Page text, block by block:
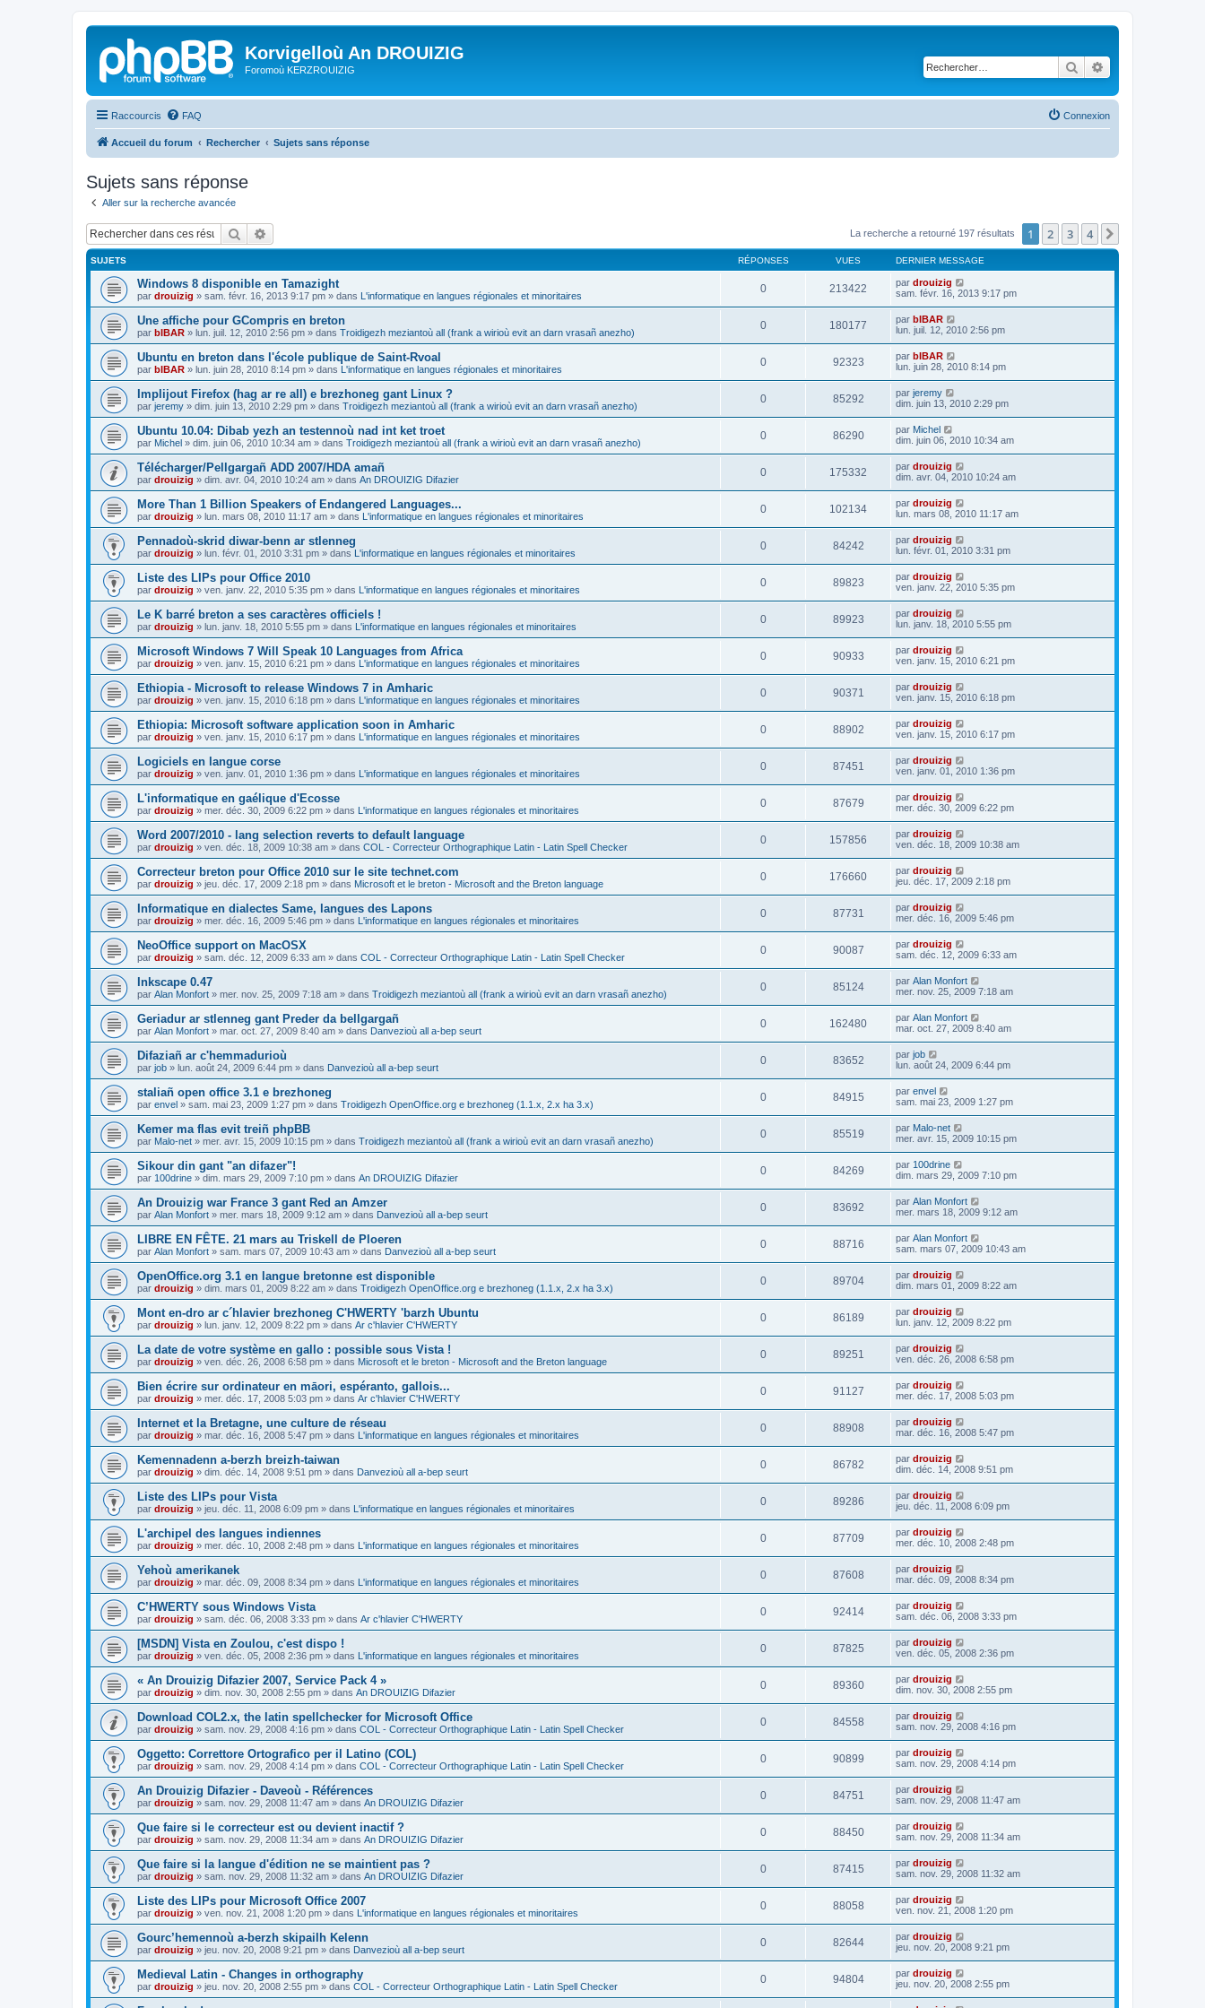
Korvigelloù An DROUIZIG
Foromoù KERZROUIZIG Rechercher
Raccourcis FAQ Connexion
Accueil du forum Rechercher Sujets sans réponse
Sujets sans réponse
Aller sur la recherche avancée
Rechercher La recherche a retourné 197 résultats 1 2 3 4
SUJETS RÉPONSES VUES DERNIER MESSAGE
Windows 8 disponible en Tamazight
par drouizig » sam. févr. 16, 2013 9:17 pm » dans L'informatique en langues régionales et minoritaires
0 213422 par drouizig
sam. févr. 16, 2013 9:17 pm
Une affiche pour GCompris en breton
par bIBAR » lun. juil. 12, 2010 2:56 pm » dans Troidigezh meziantoù all (frank a wirioù evit an darn vrasañ anezho)
0 180177 par bIBAR
lun. juil. 12, 2010 2:56 pm
Ubuntu en breton dans l'école publique de Saint-Rvoal
par bIBAR » lun. juin 28, 2010 8:14 pm » dans L'informatique en langues régionales et minoritaires
0 92323 par bIBAR
lun. juin 28, 2010 8:14 pm
Implijout Firefox (hag ar re all) e brezhoneg gant Linux ?
par jeremy » dim. juin 13, 2010 2:29 pm » dans Troidigezh meziantoù all (frank a wirioù evit an darn vrasañ anezho)
0 85292 par jeremy
dim. juin 13, 2010 2:29 pm
Ubuntu 10.04: Dibab yezh an testennoù nad int ket troet
par Michel » dim. juin 06, 2010 10:34 am » dans Troidigezh meziantoù all (frank a wirioù evit an darn vrasañ anezho)
0 86290 par Michel
dim. juin 06, 2010 10:34 am
Télécharger/Pellgargañ ADD 2007/HDA amañ
par drouizig » dim. avr. 04, 2010 10:24 am » dans An DROUIZIG Difazier
0 175332 par drouizig
dim. avr. 04, 2010 10:24 am
More Than 1 Billion Speakers of Endangered Languages...
par drouizig » lun. mars 08, 2010 11:17 am » dans L'informatique en langues régionales et minoritaires
0 102134 par drouizig
lun. mars 08, 2010 11:17 am
Pennadoù-skrid diwar-benn ar stlenneg
par drouizig » lun. févr. 01, 2010 3:31 pm » dans L'informatique en langues régionales et minoritaires
0 84242 par drouizig
lun. févr. 01, 2010 3:31 pm
Liste des LIPs pour Office 2010
par drouizig » ven. janv. 22, 2010 5:35 pm » dans L'informatique en langues régionales et minoritaires
0 89823 par drouizig
ven. janv. 22, 2010 5:35 pm
Le K barré breton a ses caractères officiels !
par drouizig » lun. janv. 18, 2010 5:55 pm » dans L'informatique en langues régionales et minoritaires
0 89923 par drouizig
lun. janv. 18, 2010 5:55 pm
Microsoft Windows 7 Will Speak 10 Languages from Africa
par drouizig » ven. janv. 15, 2010 6:21 pm » dans L'informatique en langues régionales et minoritaires
0 90933 par drouizig
ven. janv. 15, 2010 6:21 pm
Ethiopia - Microsoft to release Windows 7 in Amharic
par drouizig » ven. janv. 15, 2010 6:18 pm » dans L'informatique en langues régionales et minoritaires
0 90371 par drouizig
ven. janv. 15, 2010 6:18 pm
Ethiopia: Microsoft software application soon in Amharic
par drouizig » ven. janv. 15, 2010 6:17 pm » dans L'informatique en langues régionales et minoritaires
0 88902 par drouizig
ven. janv. 15, 2010 6:17 pm
Logiciels en langue corse
par drouizig » ven. janv. 01, 2010 1:36 pm » dans L'informatique en langues régionales et minoritaires
0 87451 par drouizig
ven. janv. 01, 2010 1:36 pm
L'informatique en gaélique d'Ecosse
par drouizig » mer. déc. 30, 2009 6:22 pm » dans L'informatique en langues régionales et minoritaires
0 87679 par drouizig
mer. déc. 30, 2009 6:22 pm
Word 2007/2010 - lang selection reverts to default language
par drouizig » ven. déc. 18, 2009 10:38 am » dans COL - Correcteur Orthographique Latin - Latin Spell Checker
0 157856 par drouizig
ven. déc. 18, 2009 10:38 am
Correcteur breton pour Office 2010 sur le site technet.com
par drouizig » jeu. déc. 17, 2009 2:18 pm » dans Microsoft et le breton - Microsoft and the Breton language
0 176660 par drouizig
jeu. déc. 17, 2009 2:18 pm
Informatique en dialectes Same, langues des Lapons
par drouizig » mer. déc. 16, 2009 5:46 pm » dans L'informatique en langues régionales et minoritaires
0 87731 par drouizig
mer. déc. 16, 2009 5:46 pm
NeoOffice support on MacOSX
par drouizig » sam. déc. 12, 2009 6:33 am » dans COL - Correcteur Orthographique Latin - Latin Spell Checker
0 90087 par drouizig
sam. déc. 12, 2009 6:33 am
Inkscape 0.47
par Alan Monfort » mer. nov. 25, 2009 7:18 am » dans Troidigezh meziantoù all (frank a wirioù evit an darn vrasañ anezho)
0 85124 par Alan Monfort
mer. nov. 25, 2009 7:18 am
Geriadur ar stlenneg gant Preder da bellgargañ
par Alan Monfort » mar. oct. 27, 2009 8:40 am » dans Danvezioù all a-bep seurt
0 162480 par Alan Monfort
mar. oct. 27, 2009 8:40 am
Difaziañ ar c'hemmadurioù
par job » lun. août 24, 2009 6:44 pm » dans Danvezioù all a-bep seurt
0 83652 par job
lun. août 24, 2009 6:44 pm
staliañ open office 3.1 e brezhoneg
par envel » sam. mai 23, 2009 1:27 pm » dans Troidigezh OpenOffice.org e brezhoneg (1.1.x, 2.x ha 3.x)
0 84915 par envel
sam. mai 23, 2009 1:27 pm
Kemer ma flas evit treiñ phpBB
par Malo-net » mer. avr. 15, 2009 10:15 pm » dans Troidigezh meziantoù all (frank a wirioù evit an darn vrasañ anezho)
0 85519 par Malo-net
mer. avr. 15, 2009 10:15 pm
Sikour din gant "an difazer"!
par 100drine » dim. mars 29, 2009 7:10 pm » dans An DROUIZIG Difazier
0 84269 par 100drine
dim. mars 29, 2009 7:10 pm
An Drouizig war France 3 gant Red an Amzer
par Alan Monfort » mer. mars 18, 2009 9:12 am » dans Danvezioù all a-bep seurt
0 83692 par Alan Monfort
mer. mars 18, 2009 9:12 am
LIBRE EN FÊTE. 21 mars au Triskell de Ploeren
par Alan Monfort » sam. mars 07, 2009 10:43 am » dans Danvezioù all a-bep seurt
0 88716 par Alan Monfort
sam. mars 07, 2009 10:43 am
OpenOffice.org 3.1 en langue bretonne est disponible
par drouizig » dim. mars 01, 2009 8:22 am » dans Troidigezh OpenOffice.org e brezhoneg (1.1.x, 2.x ha 3.x)
0 89704 par drouizig
dim. mars 01, 2009 8:22 am
Mont en-dro ar c´hlavier brezhoneg C'HWERTY 'barzh Ubuntu
par drouizig » lun. janv. 12, 2009 8:22 pm » dans Ar c'hlavier C'HWERTY
0 86189 par drouizig
lun. janv. 12, 2009 8:22 pm
La date de votre système en gallo : possible sous Vista !
par drouizig » ven. déc. 26, 2008 6:58 pm » dans Microsoft et le breton - Microsoft and the Breton language
0 89251 par drouizig
ven. déc. 26, 2008 6:58 pm
Bien écrire sur ordinateur en māori, espéranto, gallois...
par drouizig » mer. déc. 17, 2008 5:03 pm » dans Ar c'hlavier C'HWERTY
0 91127 par drouizig
mer. déc. 17, 2008 5:03 pm
Internet et la Bretagne, une culture de réseau
par drouizig » mar. déc. 16, 2008 5:47 pm » dans L'informatique en langues régionales et minoritaires
0 88908 par drouizig
mar. déc. 16, 2008 5:47 pm
Kemennadenn a-berzh breizh-taiwan
par drouizig » dim. déc. 14, 2008 9:51 pm » dans Danvezioù all a-bep seurt
0 86782 par drouizig
dim. déc. 14, 2008 9:51 pm
Liste des LIPs pour Vista
par drouizig » jeu. déc. 11, 2008 6:09 pm » dans L'informatique en langues régionales et minoritaires
0 89286 par drouizig
jeu. déc. 11, 2008 6:09 pm
L'archipel des langues indiennes
par drouizig » mer. déc. 10, 2008 2:48 pm » dans L'informatique en langues régionales et minoritaires
0 87709 par drouizig
mer. déc. 10, 2008 2:48 pm
Yehoù amerikanek
par drouizig » mar. déc. 09, 2008 8:34 pm » dans L'informatique en langues régionales et minoritaires
0 87608 par drouizig
mar. déc. 09, 2008 8:34 pm
C’HWERTY sous Windows Vista
par drouizig » sam. déc. 06, 2008 3:33 pm » dans Ar c'hlavier C'HWERTY
0 92414 par drouizig
sam. déc. 06, 2008 3:33 pm
[MSDN] Vista en Zoulou, c'est dispo !
par drouizig » ven. déc. 05, 2008 2:36 pm » dans L'informatique en langues régionales et minoritaires
0 87825 par drouizig
ven. déc. 05, 2008 2:36 pm
« An Drouizig Difazier 2007, Service Pack 4 »
par drouizig » dim. nov. 30, 2008 2:55 pm » dans An DROUIZIG Difazier
0 89360 par drouizig
dim. nov. 30, 2008 2:55 pm
Download COL2.x, the latin spellchecker for Microsoft Office
par drouizig » sam. nov. 29, 2008 4:16 pm » dans COL - Correcteur Orthographique Latin - Latin Spell Checker
0 84558 par drouizig
sam. nov. 29, 2008 4:16 pm
Oggetto: Correttore Ortografico per il Latino (COL)
par drouizig » sam. nov. 29, 2008 4:14 pm » dans COL - Correcteur Orthographique Latin - Latin Spell Checker
0 90899 par drouizig
sam. nov. 29, 2008 4:14 pm
An Drouizig Difazier - Daveoù - Références
par drouizig » sam. nov. 29, 2008 11:47 am » dans An DROUIZIG Difazier
0 84751 par drouizig
sam. nov. 29, 2008 11:47 am
Que faire si le correcteur est ou devient inactif ?
par drouizig » sam. nov. 29, 2008 11:34 am » dans An DROUIZIG Difazier
0 88450 par drouizig
sam. nov. 29, 2008 11:34 am
Que faire si la langue d'édition ne se maintient pas ?
par drouizig » sam. nov. 29, 2008 11:32 am » dans An DROUIZIG Difazier
0 87415 par drouizig
sam. nov. 29, 2008 11:32 am
Liste des LIPs pour Microsoft Office 2007
par drouizig » ven. nov. 21, 2008 1:20 pm » dans L'informatique en langues régionales et minoritaires
0 88058 par drouizig
ven. nov. 21, 2008 1:20 pm
Gourc’hemennoù a-berzh skipailh Kelenn
par drouizig » jeu. nov. 20, 2008 9:21 pm » dans Danvezioù all a-bep seurt
0 82644 par drouizig
jeu. nov. 20, 2008 9:21 pm
Medieval Latin - Changes in orthography
par drouizig » jeu. nov. 20, 2008 2:55 pm » dans COL - Correcteur Orthographique Latin - Latin Spell Checker
0 94804 par drouizig
jeu. nov. 20, 2008 2:55 pm